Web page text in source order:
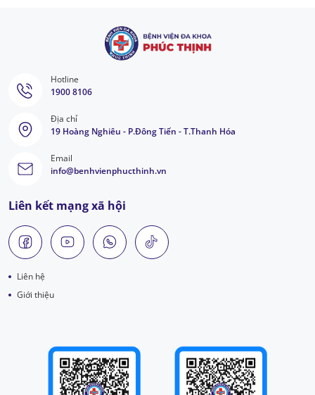
Hotline
1900 8106
Địa chỉ
19 Hoàng Nghiêu - P.Đông Tiến - T.Thanh Hóa
Email
info@benhvienphucthinh.vn
Liên kết mạng xã hội
Liên hệ
Giới thiệu